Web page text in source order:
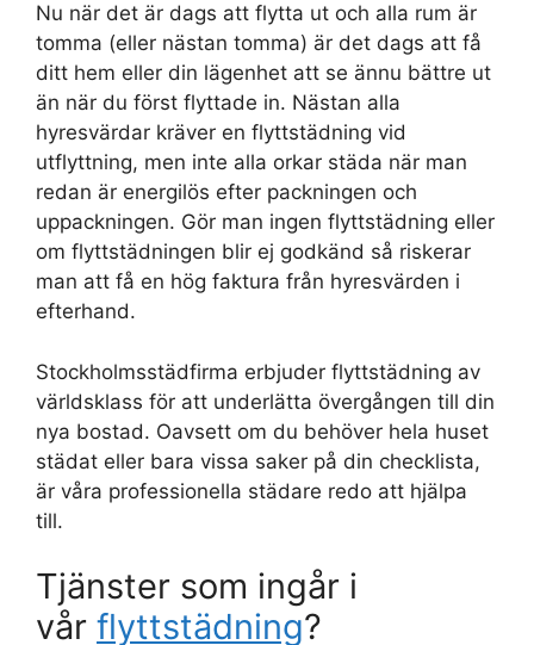
Nu när det är dags att flytta ut och alla rum är
tomma (eller nästan tomma) är det dags att få
ditt hem eller din lägenhet att se ännu bättre ut
än när du först flyttade in. Nästan alla
hyresvärdar kräver en flyttstädning vid
utflyttning, men inte alla orkar städa när man
redan är energilös efter packningen och
uppackningen. Gör man ingen flyttstädning eller
om flyttstädningen blir ej godkänd så riskerar
man att få en hög faktura från hyresvärden i
efterhand.
Stockholmsstädfirma erbjuder flyttstädning av
världsklass för att underlätta övergången till din
nya bostad. Oavsett om du behöver hela huset
städat eller bara vissa saker på din checklista,
är våra professionella städare redo att hjälpa
till.
Tjänster som ingår i
vår flyttstädning?